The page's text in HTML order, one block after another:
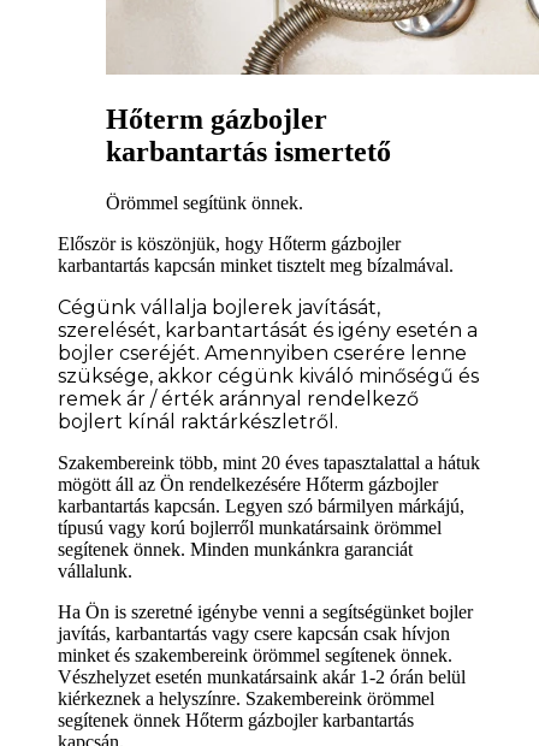
Hőterm gázbojler
karbantartás ismertető
Örömmel segítünk önnek.
Először is köszönjük, hogy Hőterm gázbojler
karbantartás kapcsán minket tisztelt meg bízalmával.
Cégünk vállalja bojlerek javítását,
szerelését, karbantartását és igény esetén a
bojler cseréjét. Amennyiben cserére lenne
szüksége, akkor cégünk kiváló minőségű és
remek ár / érték aránnyal rendelkező
bojlert kínál raktárkészletről.
Szakembereink több, mint 20 éves tapasztalattal a hátuk
mögött áll az Ön rendelkezésére Hőterm gázbojler
karbantartás kapcsán. Legyen szó bármilyen márkájú,
típusú vagy korú bojlerről munkatársaink örömmel
segítenek önnek. Minden munkánkra garanciát
vállalunk.
Ha Ön is szeretné igénybe venni a segítségünket bojler
javítás, karbantartás vagy csere kapcsán csak hívjon
minket és szakembereink örömmel segítenek önnek.
Vészhelyzet esetén munkatársaink akár 1-2 órán belül
kiérkeznek a helyszínre. Szakembereink örömmel
segítenek önnek Hőterm gázbojler karbantartás